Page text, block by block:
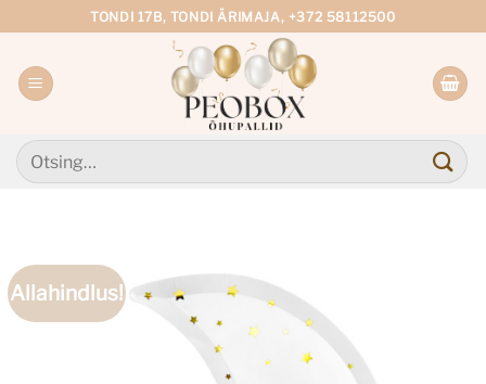
to
TONDI 17B, TONDI ÄRIMAJA, +372 58112500
Otsi:
Allahindlus!